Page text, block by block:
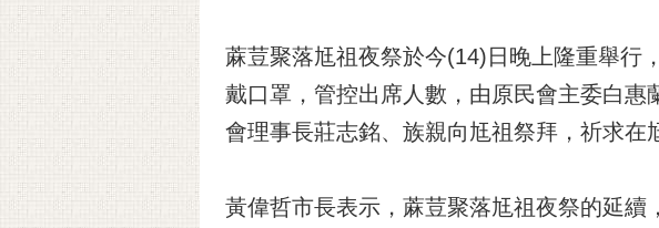
蔴荳聚落尪祖夜祭於今(14)日晚上隆重舉行
戴口罩，管控出席人數，由原民會主委白
會理事長莊志銘、族親向尪祖祭拜，祈求在
黃偉哲市長表示，蔴荳聚落尪祖夜祭的延